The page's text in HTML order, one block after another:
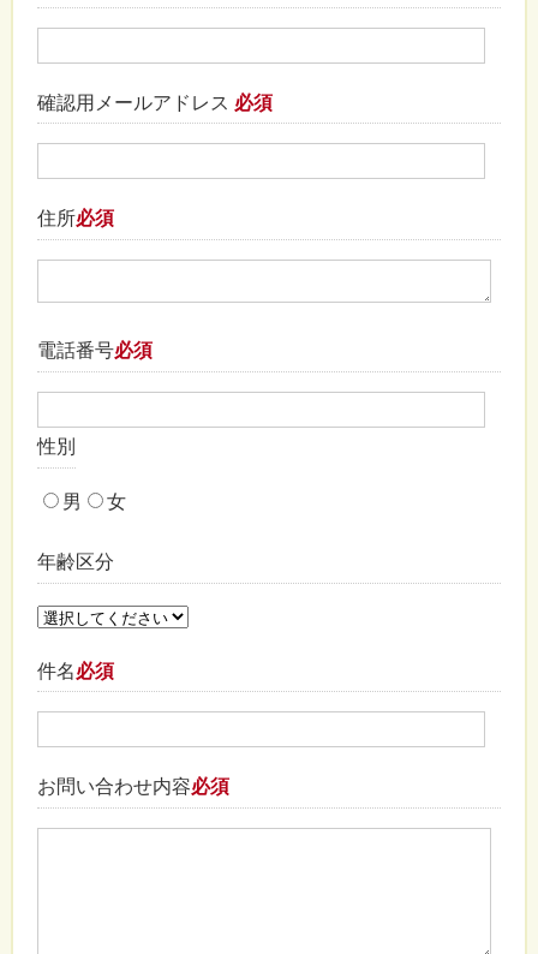
確認用メールアドレス 必須
住所必須
電話番号必須
性別
男 女
年齢区分
件名必須
お問い合わせ内容必須